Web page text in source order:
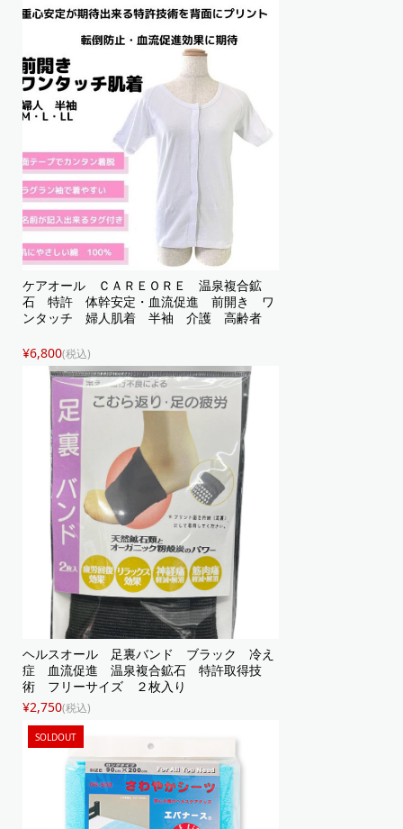
ケアオール ＣＡＲＥＯＲＥ 温泉複合鉱
石 特許 体幹安定・血流促進 前開き ワ
ンタッチ 婦人肌着 半袖 介護 高齢者
¥6,800(税込)
ヘルスオール 足裏バンド ブラック 冷え
症 血流促進 温泉複合鉱石 特許取得技
術 フリーサイズ ２枚入り
¥2,750(税込)
SOLDOUT